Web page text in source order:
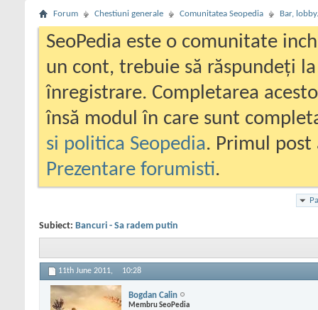
Forum Chestiuni generale Comunitatea Seopedia Bar,
SeoPedia este o comunitate
un cont, trebuie să răspundeți
înregistrare. Completarea
însă modul în care sunt
si politica Seopedia. Primul
Prezentare forumisti.
Subiect: Bancuri - Sa radem putin
11th June 2011, 10:28
Bogdan Calin
Membru SeoPedia